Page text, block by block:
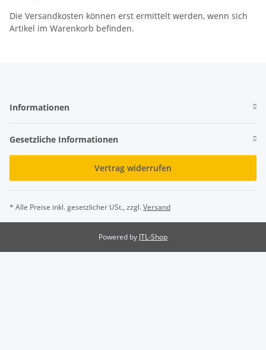
Die Versandkosten können erst ermittelt werden, wenn sich
Artikel im Warenkorb befinden.
Informationen
Gesetzliche Informationen
Vertrag widerrufen
* Alle Preise inkl. gesetzlicher USt., zzgl.Versand
Powered by JTL-Shop